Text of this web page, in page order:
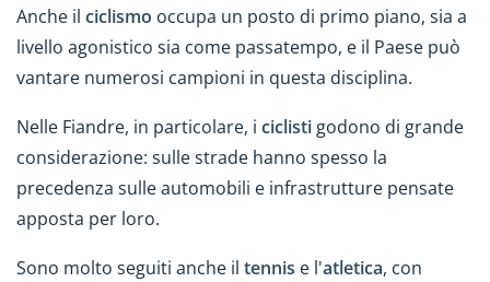
Anche il ciclismo occupa un posto di primo piano, sia a
livello agonistico sia come passatempo, e il Paese può
vantare numerosi campioni in questa disciplina.
Nelle Fiandre, in particolare, i ciclisti godono di grande
considerazione: sulle strade hanno spesso la
precedenza sulle automobili e infrastrutture pensate
apposta per loro.
Sono molto seguiti anche il tennis e l'atletica, con